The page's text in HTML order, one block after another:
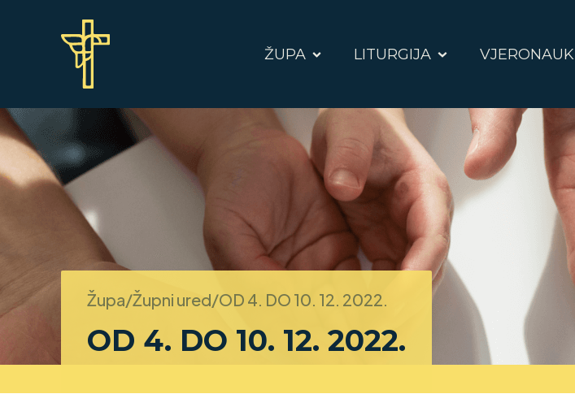
ŽUPA LITURGIJA VJERONAUK
Župa/Župni ured/OD 4. DO 10. 12. 2022.
OD 4. DO 10. 12. 2022.